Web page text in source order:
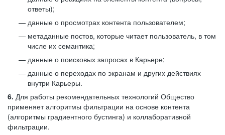
ответы);
данные о просмотрах контента пользователем;
метаданные постов, которые читает пользователь, в том
числе их семантика;
данные о поисковых запросах в Карьере;
данные о переходах по экранам и других действиях
внутри Карьеры.
6. Для работы рекомендательных технологий Общество
применяет алгоритмы фильтрации на основе контента
(алгоритмы градиентного бустинга) и коллаборативной
фильтрации.